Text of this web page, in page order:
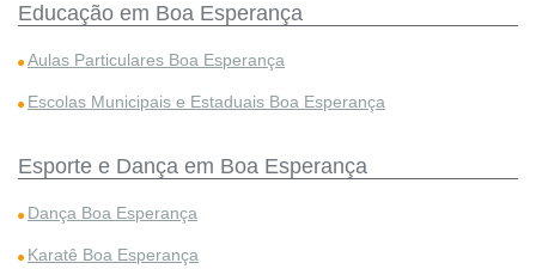
Educação em Boa Esperança
Aulas Particulares Boa Esperança
Escolas Municipais e Estaduais Boa Esperança
Esporte e Dança em Boa Esperança
Dança Boa Esperança
Karatê Boa Esperança